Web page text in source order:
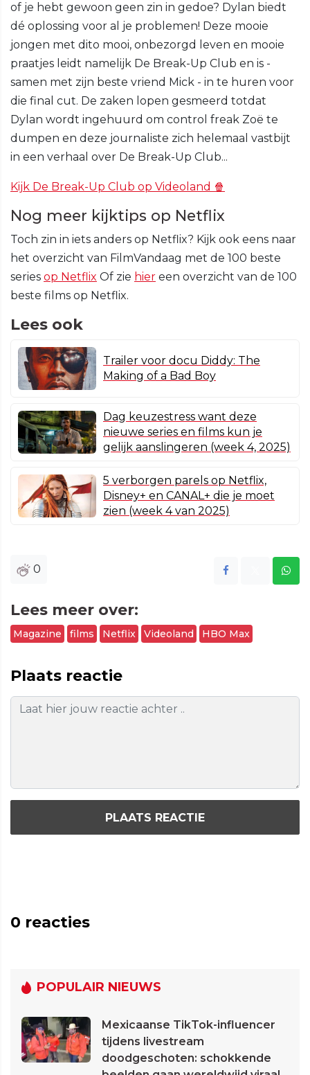
of je hebt gewoon geen zin in gedoe? Dylan biedt
dé oplossing voor al je problemen! Deze mooie
jongen met dito mooi, onbezorgd leven en mooie
praatjes leidt namelijk De Break-Up Club en is -
samen met zijn beste vriend Mick - in te huren voor
die final cut. De zaken lopen gesmeerd totdat
Dylan wordt ingehuurd om control freak Zoë te
dumpen en deze journaliste zich helemaal vastbijt
in een verhaal over De Break-Up Club...
Kijk De Break-Up Club op Videoland 🍿
Nog meer kijktips op Netflix
Toch zin in iets anders op Netflix? Kijk ook eens naar
het overzicht van FilmVandaag met de 100 beste
series op Netflix Of zie hier een overzicht van de 100
beste films op Netflix.
Lees ook
Trailer voor docu Diddy: The
Making of a Bad Boy
Dag keuzestress want deze
nieuwe series en films kun je
gelijk aanslingeren (week 4, 2025)
5 verborgen parels op Netflix,
Disney+ en CANAL+ die je moet
zien (week 4 van 2025)
0
Lees meer over:
Magazine films Netflix Videoland HBO Max
Plaats reactie
PLAATS REACTIE
0 reacties
POPULAIR NIEUWS
Mexicaanse TikTok-influencer
tijdens livestream
doodgeschoten: schokkende